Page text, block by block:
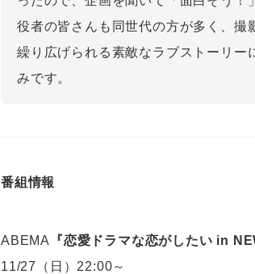
役者の皆さんも同世代の方が多く、撮
繰り広げられる素敵なラブストーリー
みです。
番組情報
ABEMA
『恋愛ドラマな恋がしたい in
11/27（日）22:00～